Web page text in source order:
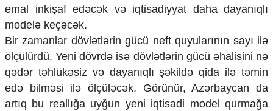
emal inkişaf edəcək və iqtisadiyyat daha dayanıqlı
modelə keçəcək.
Bir zamanlar dövlətlərin gücü neft quyularının sayı ilə
ölçülürdü. Yeni dövrdə isə dövlətlərin gücü əhalisini nə
qədər təhlükəsiz və dayanıqlı şəkildə qida ilə təmin
edə bilməsi ilə ölçüləcək. Görünür, Azərbaycan da
artıq bu reallığa uyğun yeni iqtisadi model qurmağa